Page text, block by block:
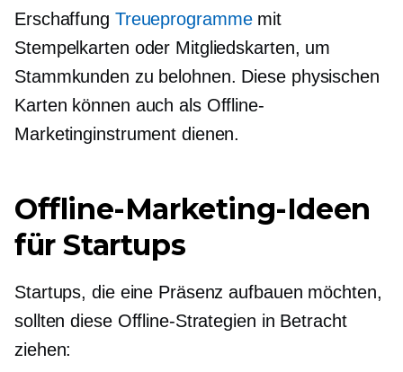
Erschaffung Treueprogrammemit
Stempelkarten oder Mitgliedskarten, um
Stammkunden zu belohnen. Diese physischen
Karten können auch als Offline-
Marketinginstrument dienen.
Offline-Marketing-Ideen
für Startups
Startups, die eine Präsenz aufbauen möchten,
sollten diese Offline-Strategien in Betracht
ziehen: